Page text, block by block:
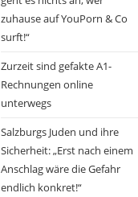
zuhause auf YouPorn & Co
surft!“
Zurzeit sind gefakte A1-
Rechnungen online
unterwegs
Salzburgs Juden und ihre
Sicherheit: „Erst nach einem
Anschlag wäre die Gefahr
endlich konkret!“